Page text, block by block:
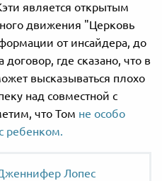
является открытым
движения "Церковь
от инсайдера, до
где сказано, что в
высказываться плохо
над совместной с
что Том не особо
ребенком.
Лопес